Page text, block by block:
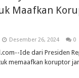
Maafkan
Desember 26, 2024 0
Ide dari Presiden
memaafkan koruptor